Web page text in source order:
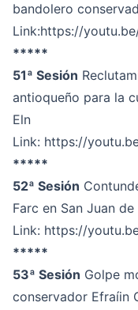
bandolero
Link:https://
*****
51ª Sesión
antioqueño para la
Eln
Link: https://
*****
52ª Sesión
Farc en San Juan
Link: https://
*****
53ª Sesión Golpe
conservador Efraíin